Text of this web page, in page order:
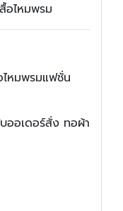
อไหมพรม
ไหมพรมแฟชั่น
ออเดอร์สั่ง ทอผ้า